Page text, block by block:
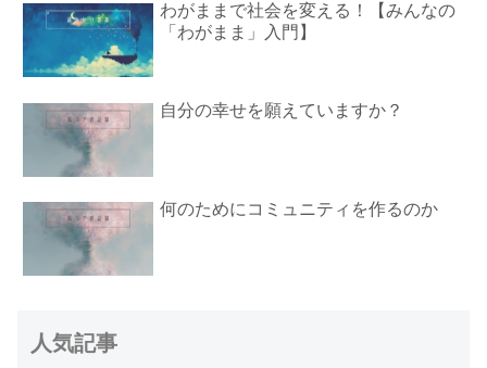
わがままで社会を変える！【みんなの
「わがまま」入門】
自分の幸せを願えていますか？
何のためにコミュニティを作るのか
人気記事